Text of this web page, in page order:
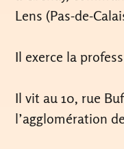
Lens (Pas-de-
Il exerce la
Il vit au 10, rue
l’agglomération